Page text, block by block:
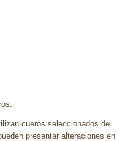
cueros seleccionados de
presentar alteraciones en